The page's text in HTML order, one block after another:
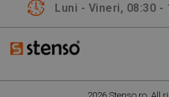
Luni - Vineri, 08:30 -
2026 Stenso.ro. All